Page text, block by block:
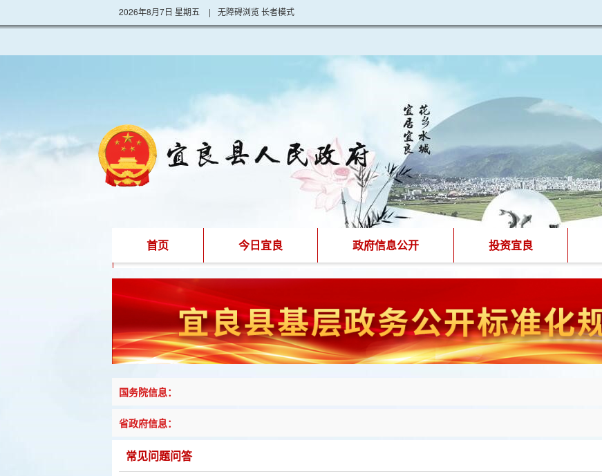
2026年8月7日 星期五 | 无障碍浏览长者模式
首页 今日宜良 政府信息公开 投资宜良
国务院信息：
省政府信息：
常见问题问答